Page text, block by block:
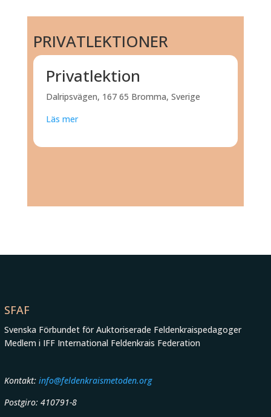
PRIVATLEKTIONER
Privatlektion
Dalripsvägen, 167 65 Bromma, Sverige
Läs mer
SFAF
Svenska Förbundet för Auktoriserade Feldenkraispedagoger
Medlem i IFF International Feldenkrais Federation
Kontakt:info@feldenkraismetoden.org
Postgiro: 410791-8